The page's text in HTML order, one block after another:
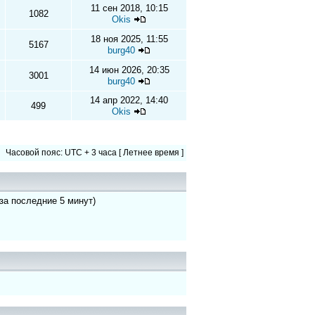
1082
11 сен 2018, 10:15
Okis
5167
18 ноя 2025, 11:55
burg40
3001
14 июн 2026, 20:35
burg40
499
14 апр 2022, 14:40
Okis
Часовой пояс: UTC + 3 часа [ Летнее время ]
последние 5 минут)